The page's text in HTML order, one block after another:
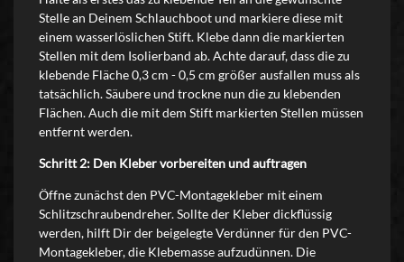
Stelle an Deinem Schlauchboot und markiere diese mit
einem wasserlöslichen Stift. Klebe dann die markierten
Stellen mit dem Isolierband ab. Achte darauf, dass die zu
klebende Fläche 0,3 cm - 0,5 cm größer ausfallen muss als
tatsächlich. Säubere und trockne nun die zu klebenden
Flächen. Auch die mit dem Stift markierten Stellen müssen
entfernt werden.
Schritt 2: Den Kleber vorbereiten und auftragen
Öffne zunächst den PVC-Montagekleber mit einem
Schlitzschraubendreher. Sollte der Kleber dickflüssig
werden, hilft Dir der beigelegte Verdünner für den PVC-
Montagekleber, die Klebemasse aufzudünnen. Die